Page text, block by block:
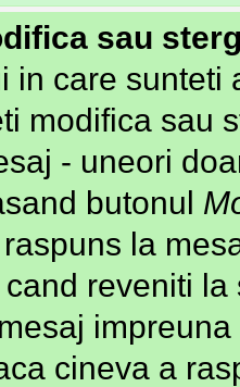
sau
in care
modifica sau
- uneori
butonul
la
reveniti
cineva a